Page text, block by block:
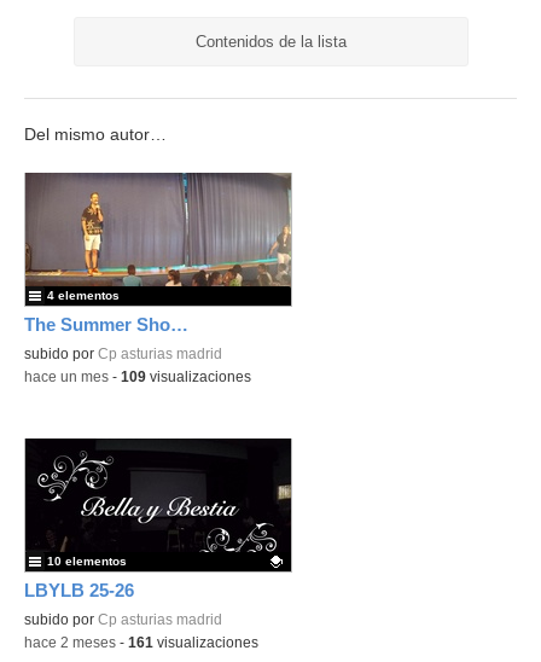
Contenidos de la lista
Del mismo autor…
The Summer Show 4º
subido por Cp asturias madrid
4 elementos
-hace un mes - 109 visualizaciones
LBYLB 25-26
Contenido educativo.
subido por Cp asturias madrid
10 elementos
-hace 2 meses - 161 visualizaciones